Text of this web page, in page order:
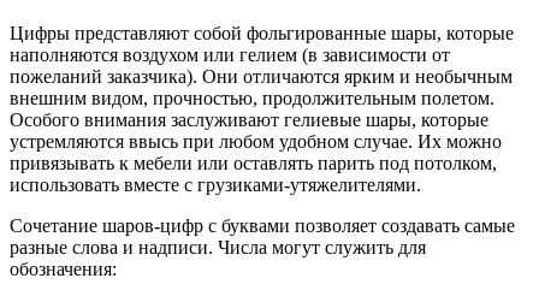
Цифры представляют собой фольгированные шары, которые
наполняются воздухом или гелием (в зависимости от
пожеланий заказчика). Они отличаются ярким и необычным
внешним видом, прочностью, продолжительным полетом.
Особого внимания заслуживают гелиевые шары, которые
устремляются ввысь при любом удобном случае. Их можно
привязывать к мебели или оставлять парить под потолком,
использовать вместе с грузиками-утяжелителями.
Сочетание шаров-цифр с буквами позволяет создавать самые
разные слова и надписи. Числа могут служить для
обозначения: